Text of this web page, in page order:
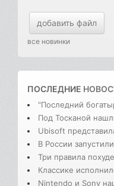
добавить файл
все новинки
ПОСЛЕДНИЕ
"Последний
Под Тосканой
Ubisoft
В России
Три правила
Классике
Nintendo и Sony